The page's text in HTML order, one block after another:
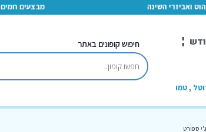
השינה מבצעים חמיםACE-אייס
,טמו
חיפוש קופונים באתר